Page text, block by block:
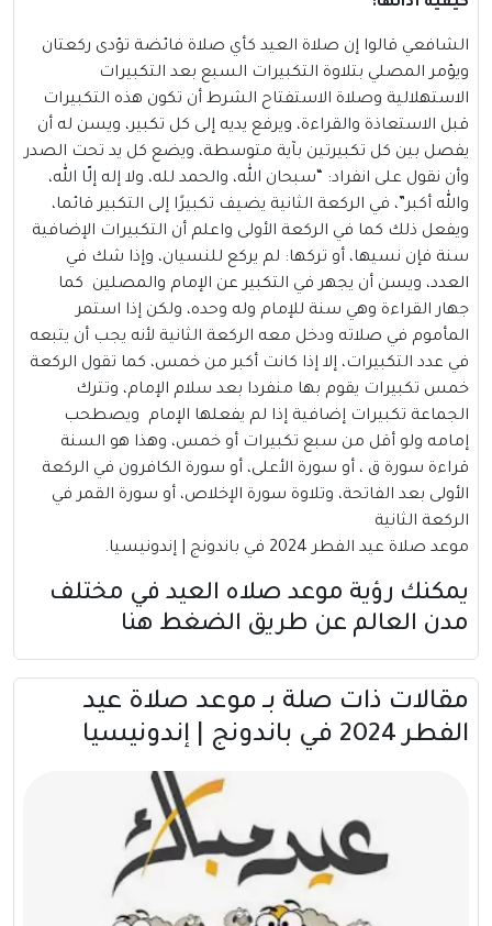
الشافعي قالوا إن صلاة العيد كأي صلاة فائضة تؤدى ركعتان
ويؤمر المصلي بتلاوة التكبيرات السبع بعد التكبيرات
الاستهلالية وصلاة الاستفتاح الشرط أن تكون هذه التكبيرات
قبل الاستعاذة والقراءة، ويرفع يديه إلى كل تكبير، ويسن له أن
يفصل بين كل تكبيرتين بآية متوسطة، ويضع كل يد تحت الصدر
وأن نقول على انفراد: “سبحان الله، والحمد لله، ولا إله إلّا الله،
والله أكبر”، في الركعة الثانية يضيف تكبيرًا إلى التكبير قائما،
ويفعل ذلك كما في الركعة الأولى واعلم أن التكبيرات الإضافية
سنة فإن نسيها، أو تركها: لم يركع للنسيان، وإذا شك في
العدد، ويسن أن يجهر في التكبير عن الإمام والمصلين كما
جهار القراءة وهي سنة للإمام وله وحده، ولكن إذا استمر
المأموم في صلاته ودخل معه الركعة الثانية لأنه يجب أن يتبعه
في عدد التكبيرات، إلا إذا كانت أكبر من خمس، كما تقول الركعة
خمس تكبيرات يقوم بها منفردا بعد سلام الإمام، وتترك
الجماعة تكبيرات إضافية إذا لم يفعلها الإمام ويصطحب
إمامه ولو أقل من سبع تكبيرات أو خمس، وهذا هو السنة
قراءة سورة ق ، أو سورة الأعلى، أو سورة الكافرون في الركعة
الأولى بعد الفاتحة، وتلاوة سورة الإخلاص، أو سورة القمر في
الركعة الثانية
موعد صلاة عيد الفطر 2024 في باندونج | إندونيسيا.
يمكنك رؤية موعد صلاه العيد في مختلف
مدن العالم عن طريق الضغط هنا
مقالات ذات صلة بــ موعد صلاة عيد
الفطر 2024 في باندونج | إندونيسيا